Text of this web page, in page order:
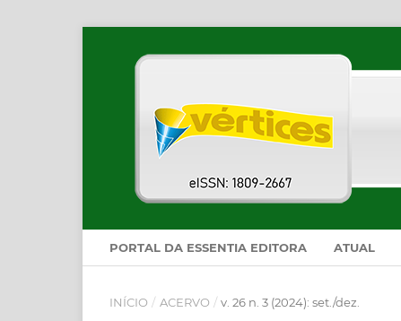
PORTAL DA ESSENTIA EDITORA ATUAL
INÍCIO / ACERVO / v. 26 n. 3 (2024): set./dez.